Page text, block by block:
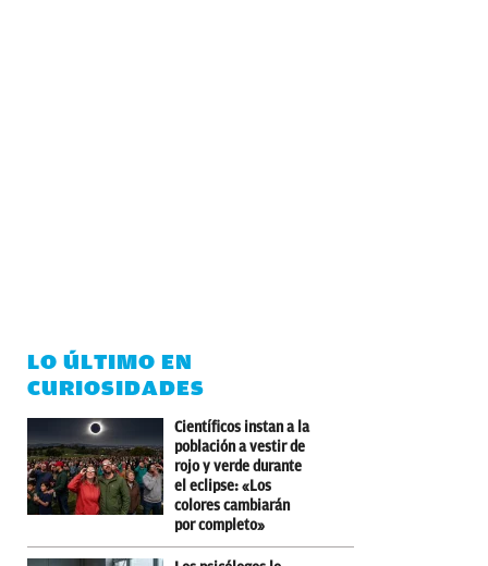
LO ÚLTIMO EN
CURIOSIDADES
Científicos instan a la
población a vestir de
rojo y verde durante
el eclipse: «Los
colores cambiarán
por completo»